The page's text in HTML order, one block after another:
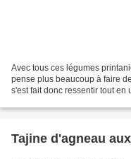
Avec tous ces légumes
pense plus beaucoup à faire
s'est fait donc ressentir tout
Tajine d'agneau